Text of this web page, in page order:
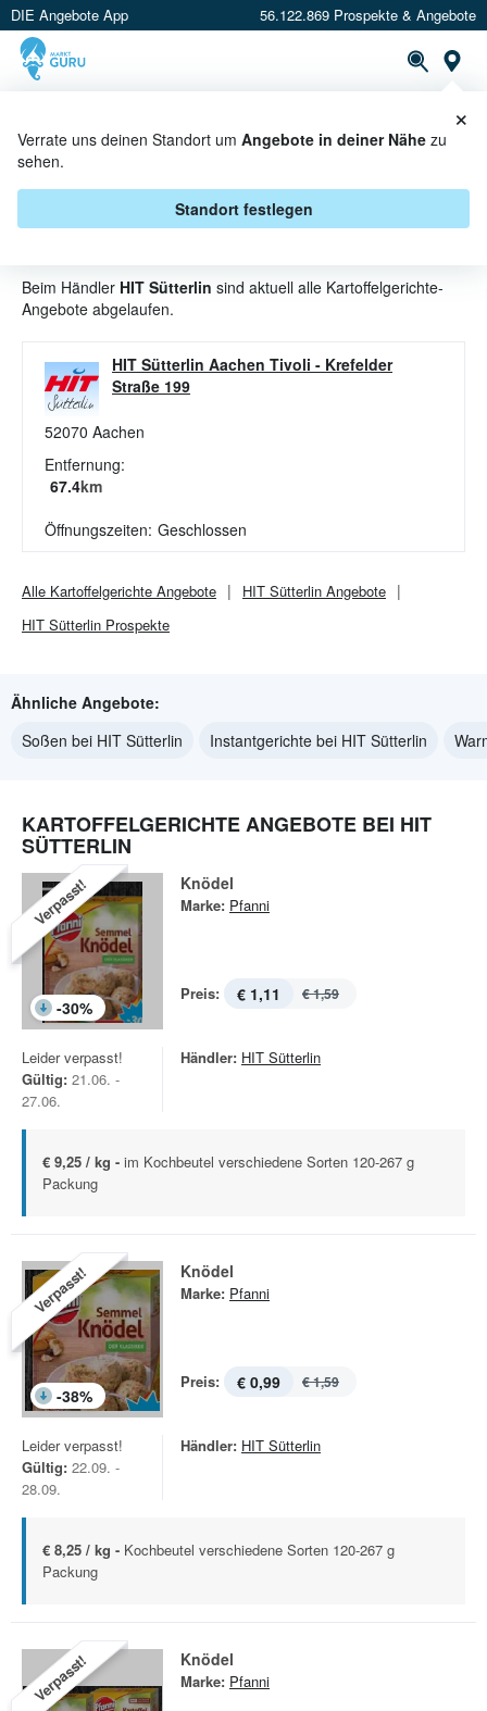
DIE Angebote App 56.122.869 Prospekte & Angebote
Verrate uns deinen Standort um Angebote in deiner Nähe zu
sehen.
Standort festlegen
×
KARTOFFELGERICHTE
ANGEBOTE & AKTIONEN BEI HIT
SÜTTERLIN
Beim Händler HIT Sütterlin sind aktuell alle Kartoffelgerichte-
Angebote abgelaufen.
HIT Sütterlin Aachen Tivoli - Krefelder
Straße 199
52070 Aachen
Entfernung:
67.4km
Öffnungszeiten: Geschlossen
Alle Kartoffelgerichte Angebote HIT Sütterlin Angebote
HIT Sütterlin Prospekte
Ähnliche Angebote:
Soßen bei HIT Sütterlin
Instantgerichte bei HIT Sütterlin
KARTOFFELGERICHTE ANGEBOTE BEI HIT
SÜTTERLIN
Verpasst!
-30%
Knödel
Marke: Pfanni
Preis: € 1,11 € 1,59
Leider verpasst!
Gültig: 21.06. -
27.06.
Händler: HIT Sütterlin
€ 9,25 / kg - im Kochbeutel verschiedene Sorten 120-267 g
Packung
Verpasst!
-38%
Knödel
Marke: Pfanni
Preis: € 0,99 € 1,59
Leider verpasst!
Gültig: 22.09. -
28.09.
Händler: HIT Sütterlin
€ 8,25 / kg - Kochbeutel verschiedene Sorten 120-267 g
Packung
Verpasst! Knödel
Marke: Pfanni